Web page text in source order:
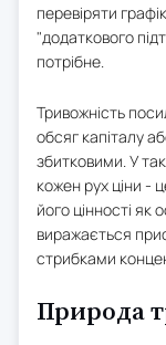
перевіряти
"додаткового
потрібне.
Тривожність
обсяг капіталу
збитковими. У
кожен рух ціни -
його цінності як
виражається
стрибками
Природа